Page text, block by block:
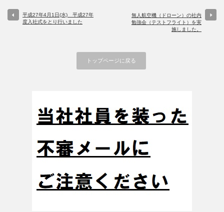
平成27年4月1日(水) 平成27年
度入社式をとり行いました
無人航空機（ドローン）の社内
勉強会（テストフライト）を実
施しました。
トップページに戻る